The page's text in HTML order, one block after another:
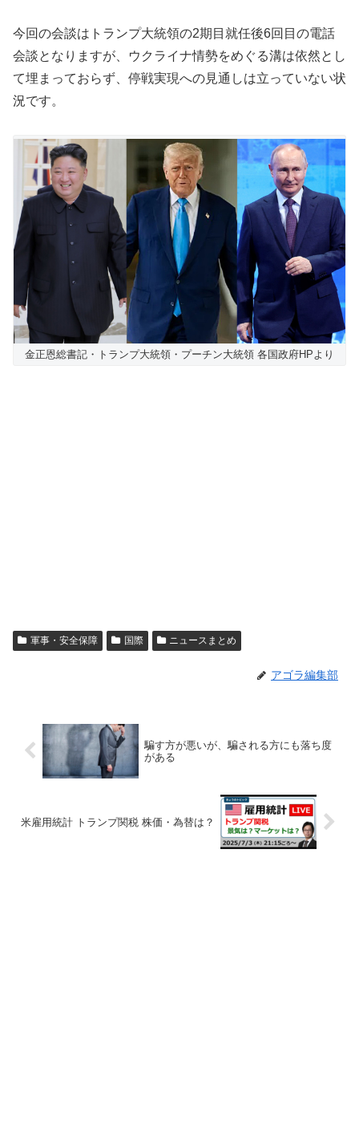
今回の会談はトランプ大統領の2期目就任後6回目の電話
会談となりますが、ウクライナ情勢をめぐる溝は依然とし
て埋まっておらず、停戦実現への見通しは立っていない状
況です。
金正恩総書記・トランプ大統領・プーチン大統領 各国政府HPより
軍事・安全保障 国際 ニュースまとめ
アゴラ編集部
騙す方が悪いが、騙される方にも落ち度
がある
米雇用統計 トランプ関税 株価・為替は？